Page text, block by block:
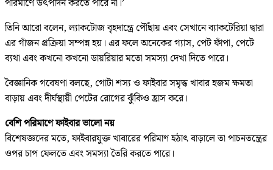
পরিমাণে উৎপাদন করতে পারে না।’
তিনি আরো বলেন, ল্যাকটোজ বৃহদান্ত্রে পৌঁছায় এবং সেখানে ব্যাকটেরিয়া দ্বারা
এর গাঁজন প্রক্রিয়া সম্পন্ন হয়। এর ফলে অনেকের গ্যাস, পেট ফাঁপা, পেটে
ব্যথা এবং কখনো কখনো ডায়রিয়ার মতো সমস্যা দেখা দিতে পারে।
বৈজ্ঞানিক গবেষণা বলছে, গোটা শস্য ও ফাইবার সমৃদ্ধ খাবার হজম ক্ষমতা
বাড়ায় এবং দীর্ঘস্থায়ী পেটের রোগের ঝুঁকিও হ্রাস করে।
বেশি পরিমাণে ফাইবার ভালো নয়
বিশেষজ্ঞদের মতে, ফাইবারযুক্ত খাবারের পরিমাণ হঠাৎ বাড়ালে তা পাচনতন্ত্রের
ওপর চাপ ফেলতে এবং সমস্যা তৈরি করতে পারে।